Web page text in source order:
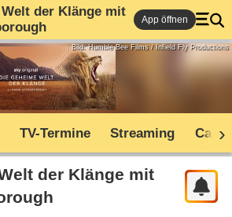
der Klänge mit
App öffnen
Bild: Humble Bee Films / Infield Fly Productions
TV-Termine Streaming Cast
der Klänge mit